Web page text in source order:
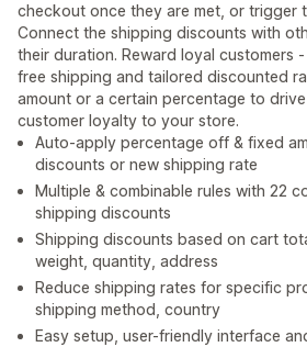
checkout once they are met, or trigger
Connect the shipping discounts with
their duration. Reward loyal customers
free shipping and tailored discounted
amount or a certain percentage to
customer loyalty to your store.
Auto-apply percentage off & fixed
discounts or new shipping rate
Multiple & combinable rules with 22
shipping discounts
Shipping discounts based on cart
weight, quantity, address
Reduce shipping rates for specific
shipping method, country
Easy setup, user-friendly interface